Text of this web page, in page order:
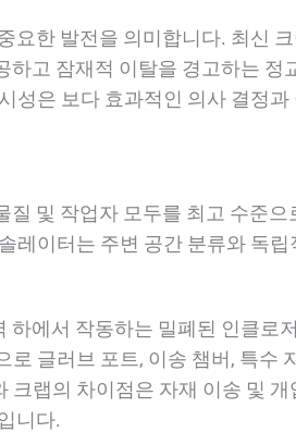
요한 발전을 의미합니다. 최신
하고 잠재적 이탈을 경고하는 정
성은 보다 효과적인 의사 결정
및 작업자 모두를 최고 수준
레이터는 주변 공간 분류와 독
하에서 작동하는 밀폐된 인클로
글러브 포트, 이송 챔버, 특수
크랩의 차이점은 자재 이송 및
니다.